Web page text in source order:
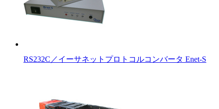
RS232C／イーサネットプロトコルコンバータ Enet-S